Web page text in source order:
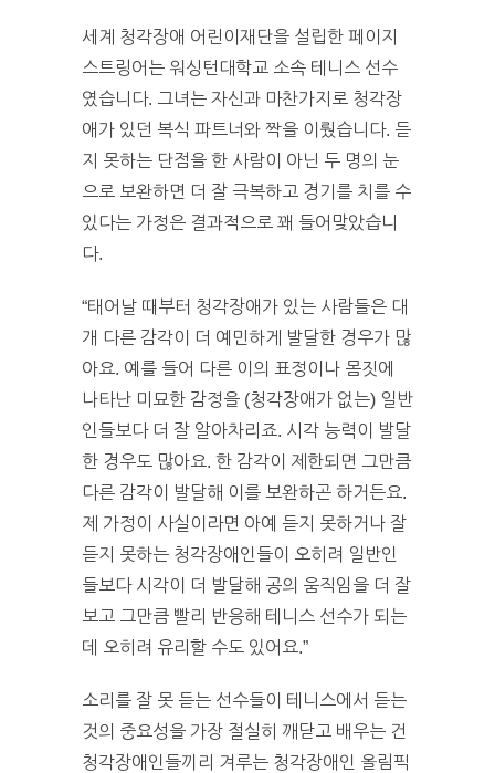
세계 청각장애 어린이재단을 설립한 페이지
스트링어는 워싱턴대학교 소속 테니스 선수
였습니다. 그녀는 자신과 마찬가지로 청각장
애가 있던 복식 파트너와 짝을 이뤘습니다. 듣
지 못하는 단점을 한 사람이 아닌 두 명의 눈
으로 보완하면 더 잘 극복하고 경기를 치를 수
있다는 가정은 결과적으로 꽤 들어맞았습니
다.
“태어날 때부터 청각장애가 있는 사람들은 대
개 다른 감각이 더 예민하게 발달한 경우가 많
아요. 예를 들어 다른 이의 표정이나 몸짓에
나타난 미묘한 감정을 (청각장애가 없는) 일반
인들보다 더 잘 알아차리죠. 시각 능력이 발달
한 경우도 많아요. 한 감각이 제한되면 그만큼
다른 감각이 발달해 이를 보완하곤 하거든요.
제 가정이 사실이라면 아예 듣지 못하거나 잘
듣지 못하는 청각장애인들이 오히려 일반인
들보다 시각이 더 발달해 공의 움직임을 더 잘
보고 그만큼 빨리 반응해 테니스 선수가 되는
데 오히려 유리할 수도 있어요.”
소리를 잘 못 듣는 선수들이 테니스에서 듣는
것의 중요성을 가장 절실히 깨닫고 배우는 건
청각장애인들끼리 겨루는 청각장애인 올림픽